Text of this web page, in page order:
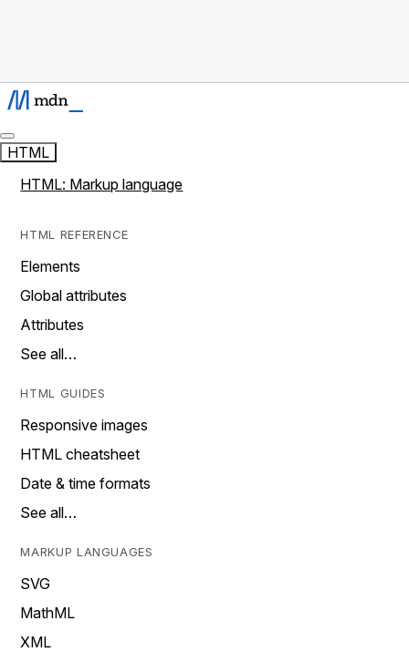
HTML
HTML: Markup language
HTML REFERENCE
Elements
Global attributes
Attributes
See all…
HTML GUIDES
Responsive images
HTML cheatsheet
Date & time formats
See all…
MARKUP LANGUAGES
SVG
MathML
XML